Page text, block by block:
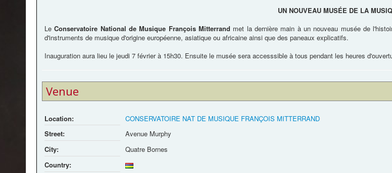
UN NOUVEAU MUSÉE DE LA
LeConservatoire National de Musique François Mitterrand met la dernière main à un nouveau musée de
d'instruments de musique d'origine européenne, asiatique ou africaine ainsi que des paneaux explicatifs.
Inauguration aura lieu le jeudi 7 février à 15h30. Ensuite le musée sera accesssible à tous pendant les heures
Venue
Location:
CONSERVATOIRE NAT DE MUSIQUE FRANÇOIS MITTERRAND
Street:
Avenue Murphy
City:
Quatre Bornes
Country: